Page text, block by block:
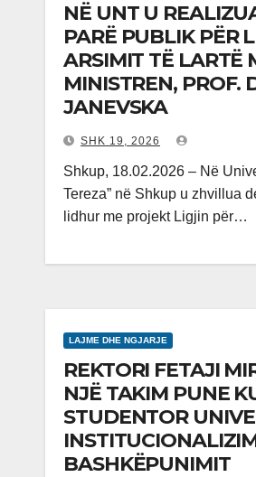
NË UNT U
PARË PUBLIK PËR
ARSIMIT TË LARTË
MINISTREN, PROF.
JANEVSKA
SHK 19, 2026
Shkup, 18.02.2026 – Në
Tereza” në Shkup u zhvillua
lidhur me projekt Ligjin për…
LAJME DHE NGJARJE
REKTORI FETAJI
NJË TAKIM PUNE
STUDENTOR
BASHKËPUNIMIT